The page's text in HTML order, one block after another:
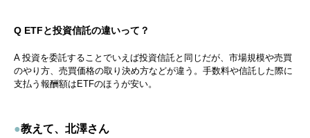
Q ETFと投資信託の違いって？
A 投資を委託することでいえば投資信託と同じだが、市場規模や売買
のやり方、売買価格の取り決め方などが違う。手数料や信託した際に
支払う報酬額はETFのほうが安い。
●教えて、北澤さん